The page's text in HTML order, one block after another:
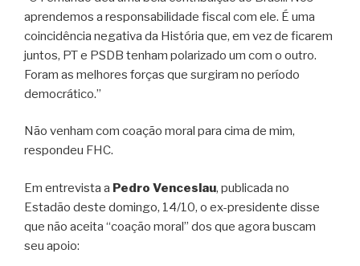
aprendemos a responsabilidade fiscal com ele. É uma
coincidência negativa da História que, em vez de ficarem
juntos, PT e PSDB tenham polarizado um com o outro.
Foram as melhores forças que surgiram no período
democrático.”
Não venham com coação moral para cima de mim,
respondeu FHC.
Em entrevista a Pedro Venceslau, publicada no
Estadão deste domingo, 14/10, o ex-presidente disse
que não aceita “coação moral” dos que agora buscam
seu apoio: